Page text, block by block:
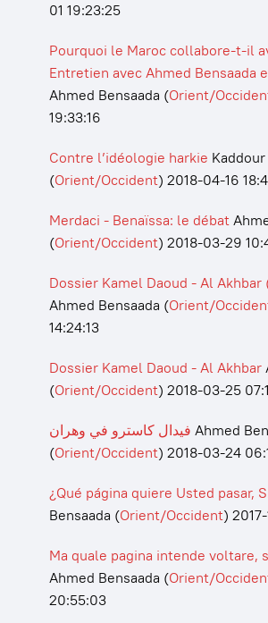
01 19:23:25
Pourquoi le Maroc collabore-t-il
Entretien avec Ahmed Bensaada
Ahmed Bensaada (Orient/
19:33:16
Contre l’idéologie harkie
(Orient/Occident) 2018-04-16
Merdaci - Benaïssa: le débat
(Orient/Occident) 2018-03-29
Dossier Kamel Daoud - Al
Ahmed Bensaada (Orient/
14:24:13
Dossier Kamel Daoud - Al Akhbar
(Orient/Occident) 2018-03-25
فيدال كاسترو في وهران Ahmed
(Orient/Occident) 2018-03-24
¿Qué página quiere Usted pasar,
Bensaada (Orient/Occident)
Ma quale pagina intende voltare,
Ahmed Bensaada (Orient/
20:55:03